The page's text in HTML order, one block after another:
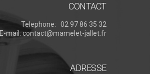
CONTACT
Telephone:
02 97 86 35 32
E-mail: contact@mamelet-jallet.fr
ADRESSE